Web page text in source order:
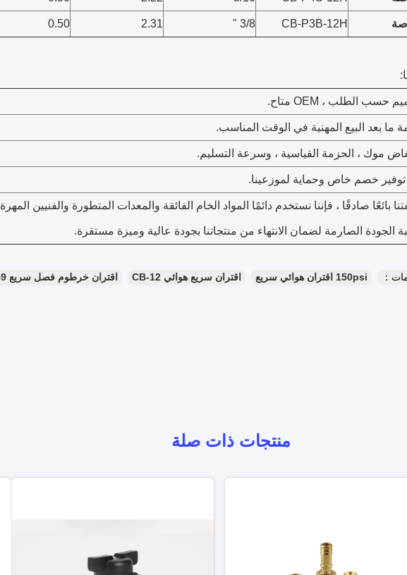
CB-P3B-12H
3/8 "
2.31
0.50
بائعًا صادقًا ، فإننا نستخدم دائمًا المواد الخام الفائقة والمعدات المتطورة والفنيين المهرة
الجودة الصارمة لضمان الانتهاء من منتجاتنا بجودة عالية وميزة مستقرة.
： 150psi اقتران هوائي سريع اقتران سريع هوائي CB-12 اقتران خرطوم فصل سريع IATF 16949
منتجات ذات صلة